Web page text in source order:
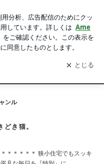
新通知
を受け取りまし
開く
ンル
どき猫。
＊＊＊＊＊ 狭小住宅でもスッキ